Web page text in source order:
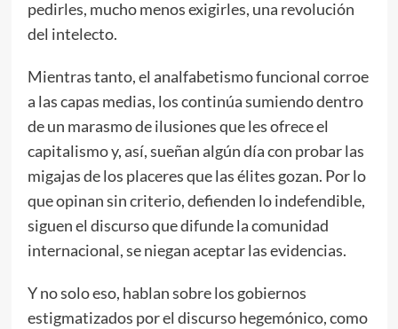
pedirles, mucho menos exigirles, una revolución
del intelecto.
Mientras tanto, el analfabetismo funcional corroe
a las capas medias, los continúa sumiendo dentro
de un marasmo de ilusiones que les ofrece el
capitalismo y, así, sueñan algún día con probar las
migajas de los placeres que las élites gozan. Por lo
que opinan sin criterio, defienden lo indefendible,
siguen el discurso que difunde la comunidad
internacional, se niegan aceptar las evidencias.
Y no solo eso, hablan sobre los gobiernos
estigmatizados por el discurso hegemónico, como